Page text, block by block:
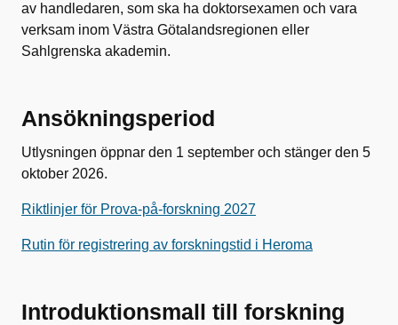
av handledaren, som ska ha doktorsexamen och vara
verksam inom Västra Götalandsregionen eller
Sahlgrenska akademin.
Ansökningsperiod
Utlysningen öppnar den 1 september och stänger den 5
oktober 2026.
Riktlinjer för Prova-på-forskning 2027
Rutin för registrering av forskningstid i Heroma
Introduktionsmall till forskning